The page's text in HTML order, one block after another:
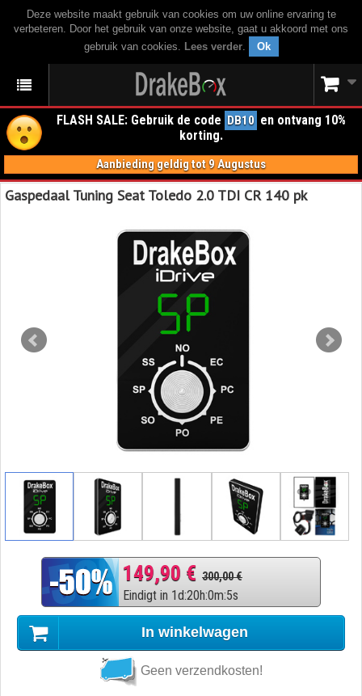
Deze website maakt gebruik van cookies om uw online ervaring te
verbeteren. Door het gebruik van onze website, gaat u akkoord met ons
gebruik van cookies. Lees verder. Ok
FLASH SALE: Gebruik de code DB10 en ontvang 10%
korting.
Aanbieding geldig tot 9 Augustus
Gaspedaal Tuning Seat Toledo 2.0 TDI CR 140 pk
149,90 € 300,00 €
Eindigt in 1d:20h:0m:4s
In winkelwagen
Geen verzendkosten!